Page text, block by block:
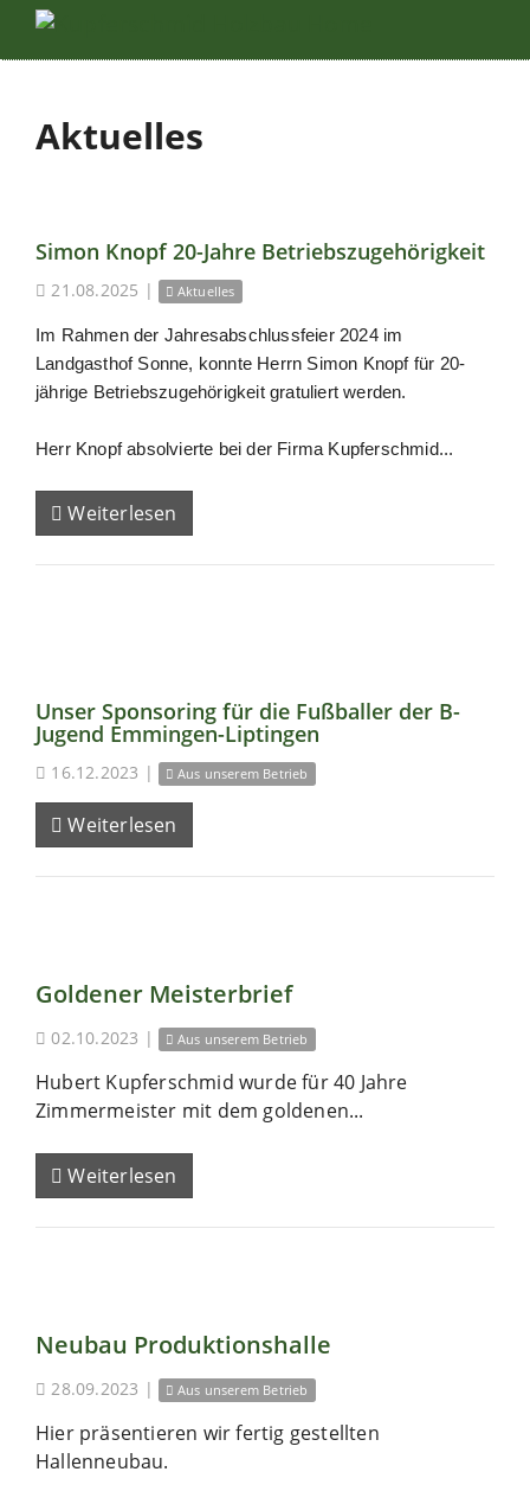
Aktuelles
Simon Knopf 20-Jahre Betriebszugehörigkeit
21.08.2025 | Aktuelles
Im Rahmen der Jahresabschlussfeier 2024 im
Landgasthof Sonne, konnte Herrn Simon Knopf für 20-
jährige Betriebszugehörigkeit gratuliert werden.
Herr Knopf absolvierte bei der Firma Kupferschmid...
Weiterlesen
Unser Sponsoring für die Fußballer der B-
Jugend Emmingen-Liptingen
16.12.2023 | Aus unserem Betrieb
Weiterlesen
Goldener Meisterbrief
02.10.2023 | Aus unserem Betrieb
Hubert Kupferschmid wurde für 40 Jahre
Zimmermeister mit dem goldenen...
Weiterlesen
Neubau Produktionshalle
28.09.2023 | Aus unserem Betrieb
Hier präsentieren wir fertig gestellten
Hallenneubau.